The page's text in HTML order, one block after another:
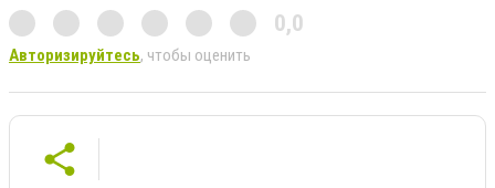
0,0
Авторизируйтесь, чтобы оценить